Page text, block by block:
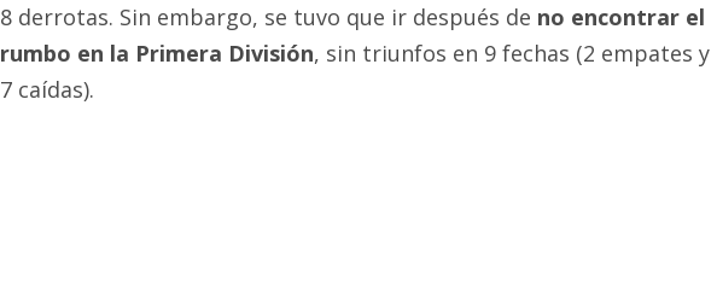
8 derrotas. Sin embargo, se tuvo que ir después de no encontrar el
rumbo en la Primera División, sin triunfos en 9 fechas (2 empates y
7 caídas).